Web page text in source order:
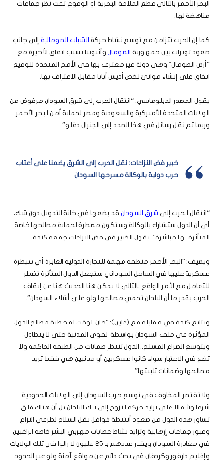
البحر الأحمر بالتالي قطع الملاحة البحرية أو الوقوع تحت نظر جماعات
مناهضة لها.
كما إن الحرب تتزامن مع توسع نشاط حركة الشباب الصومالية إلى جانب
صعود توترات بين جمهورية الصومال وأثيوبيا بسبب اتفاق الأخيرة مع
“أرض الصومال” وهي دولة غير معترف بها في الأمم المتحدة لتوقيع
اتفاق على إنشاء موانئ تخص أديس أبابا مقابل الاعتراف بها.
يقول المصدر الدبلوماسي: “انتقال الحرب إلى شرق السودان مرفوض من
الولايات المتحدة الأميركية والسعودية ومصر لحماية أمن البحر الأحمر
وربما تم نقل رسائل في هذا الصدد إلى الجنرال دقلو”.
خبير فض النزاعات: نقل الحرب إلى الشرق يضعنا على أعتاب
حرب دولية بالوكالة مسرحها السودان
“انتقال الحرب إلى شرق السودان قد يضعها في خانة التدويل دون شك،
أي أن الدول ستشارك بالوكالة وستكون مضطرة لحماية مصالحها خاصة
المتأثرة بها مباشرة”. يقول الخبير في فض النزاعات جمعة كندة.
ويضيف: “البحر الأحمر منطقة مهمة للتجارة الدولية العابرة أي سيطرة
عسكرية عليها في الساحل السوداني ستجعل الدول المتأثرة تضطر
للتعامل مع الأمر الواقع بالتالي لا يمكن هنا الحديث هنا عن إيقاف
الحرب بقدر ما أن البلدان تحمي مصالحها ولو على أشلاء السودان”.
ويتابع كندة في مقابلة مع (عاين): “حان الوقت لمخاطبة مصالح الدول
المؤثرة في ملف السودان بواسطة القوى المدنية حتى لا يتطاول
ويتوسع الصراع المسلح.. الدول تنتظر ضمانات من الطبقة الحاكمة ولا
تضع في الاعتبار سواء كانوا عسكريين أو مدنيين هي فقط تريد
مصالحها وضمانات تلبيتها”.
ولا تقتصر المخاوف في توسع حرب السودان إلى الولايات الحدودية
شرقا وشمالا على تزايد حركة النزوح إلى تلك البلدان بل أن هناك قلق
تساور هذه الدول من صعود أنشطة قوافل نقل السلاح لطرفي النزاع
وعبور جماعات إرهابية وتزايد نشاط عصابات مهربي البشر خاصة الراغبين
في مغادرة السودان ويقدر عددهم بـ 25 مليون لا زالوا في تلك الولايات
وإقليم دارفور وكردفان في بحث دائم عن مواقع آمنة ولو عبر الحدود.